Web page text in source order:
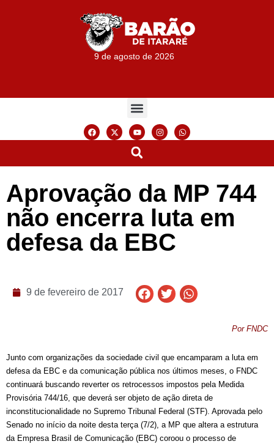
9 de agosto de 2026
Aprovação da MP 744
não encerra luta em
defesa da EBC
9 de fevereiro de 2017
Por FNDC
Junto com organizações da sociedade civil que encamparam a luta em
defesa da EBC e da comunicação pública nos últimos meses, o FNDC
continuará buscando reverter os retrocessos impostos pela Medida
Provisória 744/16, que deverá ser objeto de ação direta de
inconstitucionalidade no Supremo Tribunal Federal (STF). Aprovada pelo
Senado no início da noite desta terça (7/2), a MP que altera a estrutura
da Empresa Brasil de Comunicação (EBC) coroou o processo de